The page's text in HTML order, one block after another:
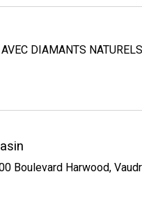
DIAMANTS
Boulevard Harwood,